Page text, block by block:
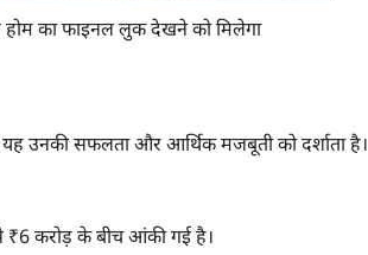
होम का फाइनल लुक देखने को मिलेगा
उनकी सफलता और आर्थिक मजबूती को दर्शाता है।
₹6 करोड़ के बीच आंकी गई है।